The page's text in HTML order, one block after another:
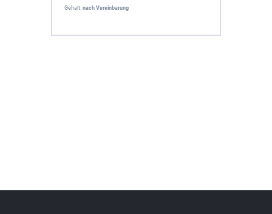
Gehalt: nach Vereinbarung